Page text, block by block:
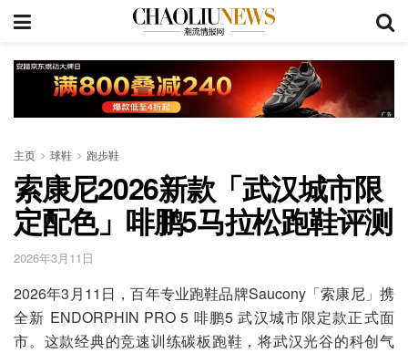
主页 球鞋 跑步鞋
索康尼2026新款「武汉城市限
定配色」啡鹏5马拉松跑鞋评测
2026年3月11日
2026年3月11日，百年专业跑鞋品牌Saucony「索康尼」携
全新 ENDORPHIN PRO 5 啡鹏5 武汉城市限定款正式面
市。这款经典的竞速训练碳板跑鞋，将武汉光谷的科创气